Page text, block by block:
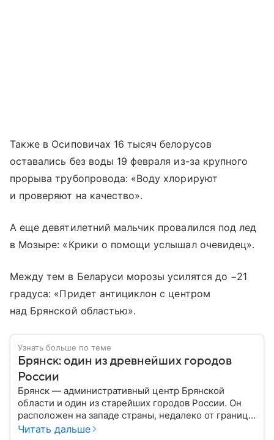
Также в Осиповичах 16 тысяч белорусов
оставались без воды 19 февраля из-за крупного
прорыва трубопровода: «Воду хлорируют
и проверяют на качество».
А еще девятилетний мальчик провалился под лед
в Мозыре: «Крики о помощи услышал очевидец».
Между тем в Беларуси морозы усилятся до −21
градуса: «Придет антициклон с центром
над Брянской областью».
Узнать больше по теме
Брянск: один из древнейших городов
России
Брянск — административный центр Брянской
области и один из старейших городов России. Он
расположен на западе страны, недалеко от границ с
Белоруссией и Украиной, и известен своей
Читать дальше